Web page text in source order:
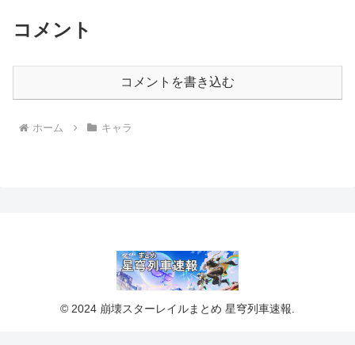
コメント
コメントを書き込む
ホーム キャラ
© 2024 崩壊スターレイルまとめ 星穹列車速報.